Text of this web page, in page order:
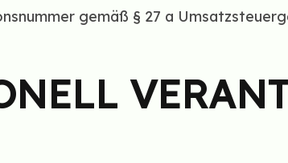
gemäß § 27 a